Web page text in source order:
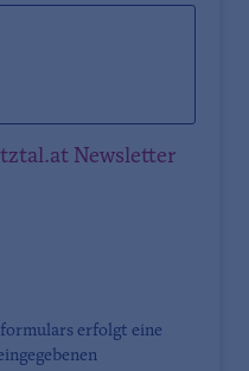
Newsletter
erfolgt eine